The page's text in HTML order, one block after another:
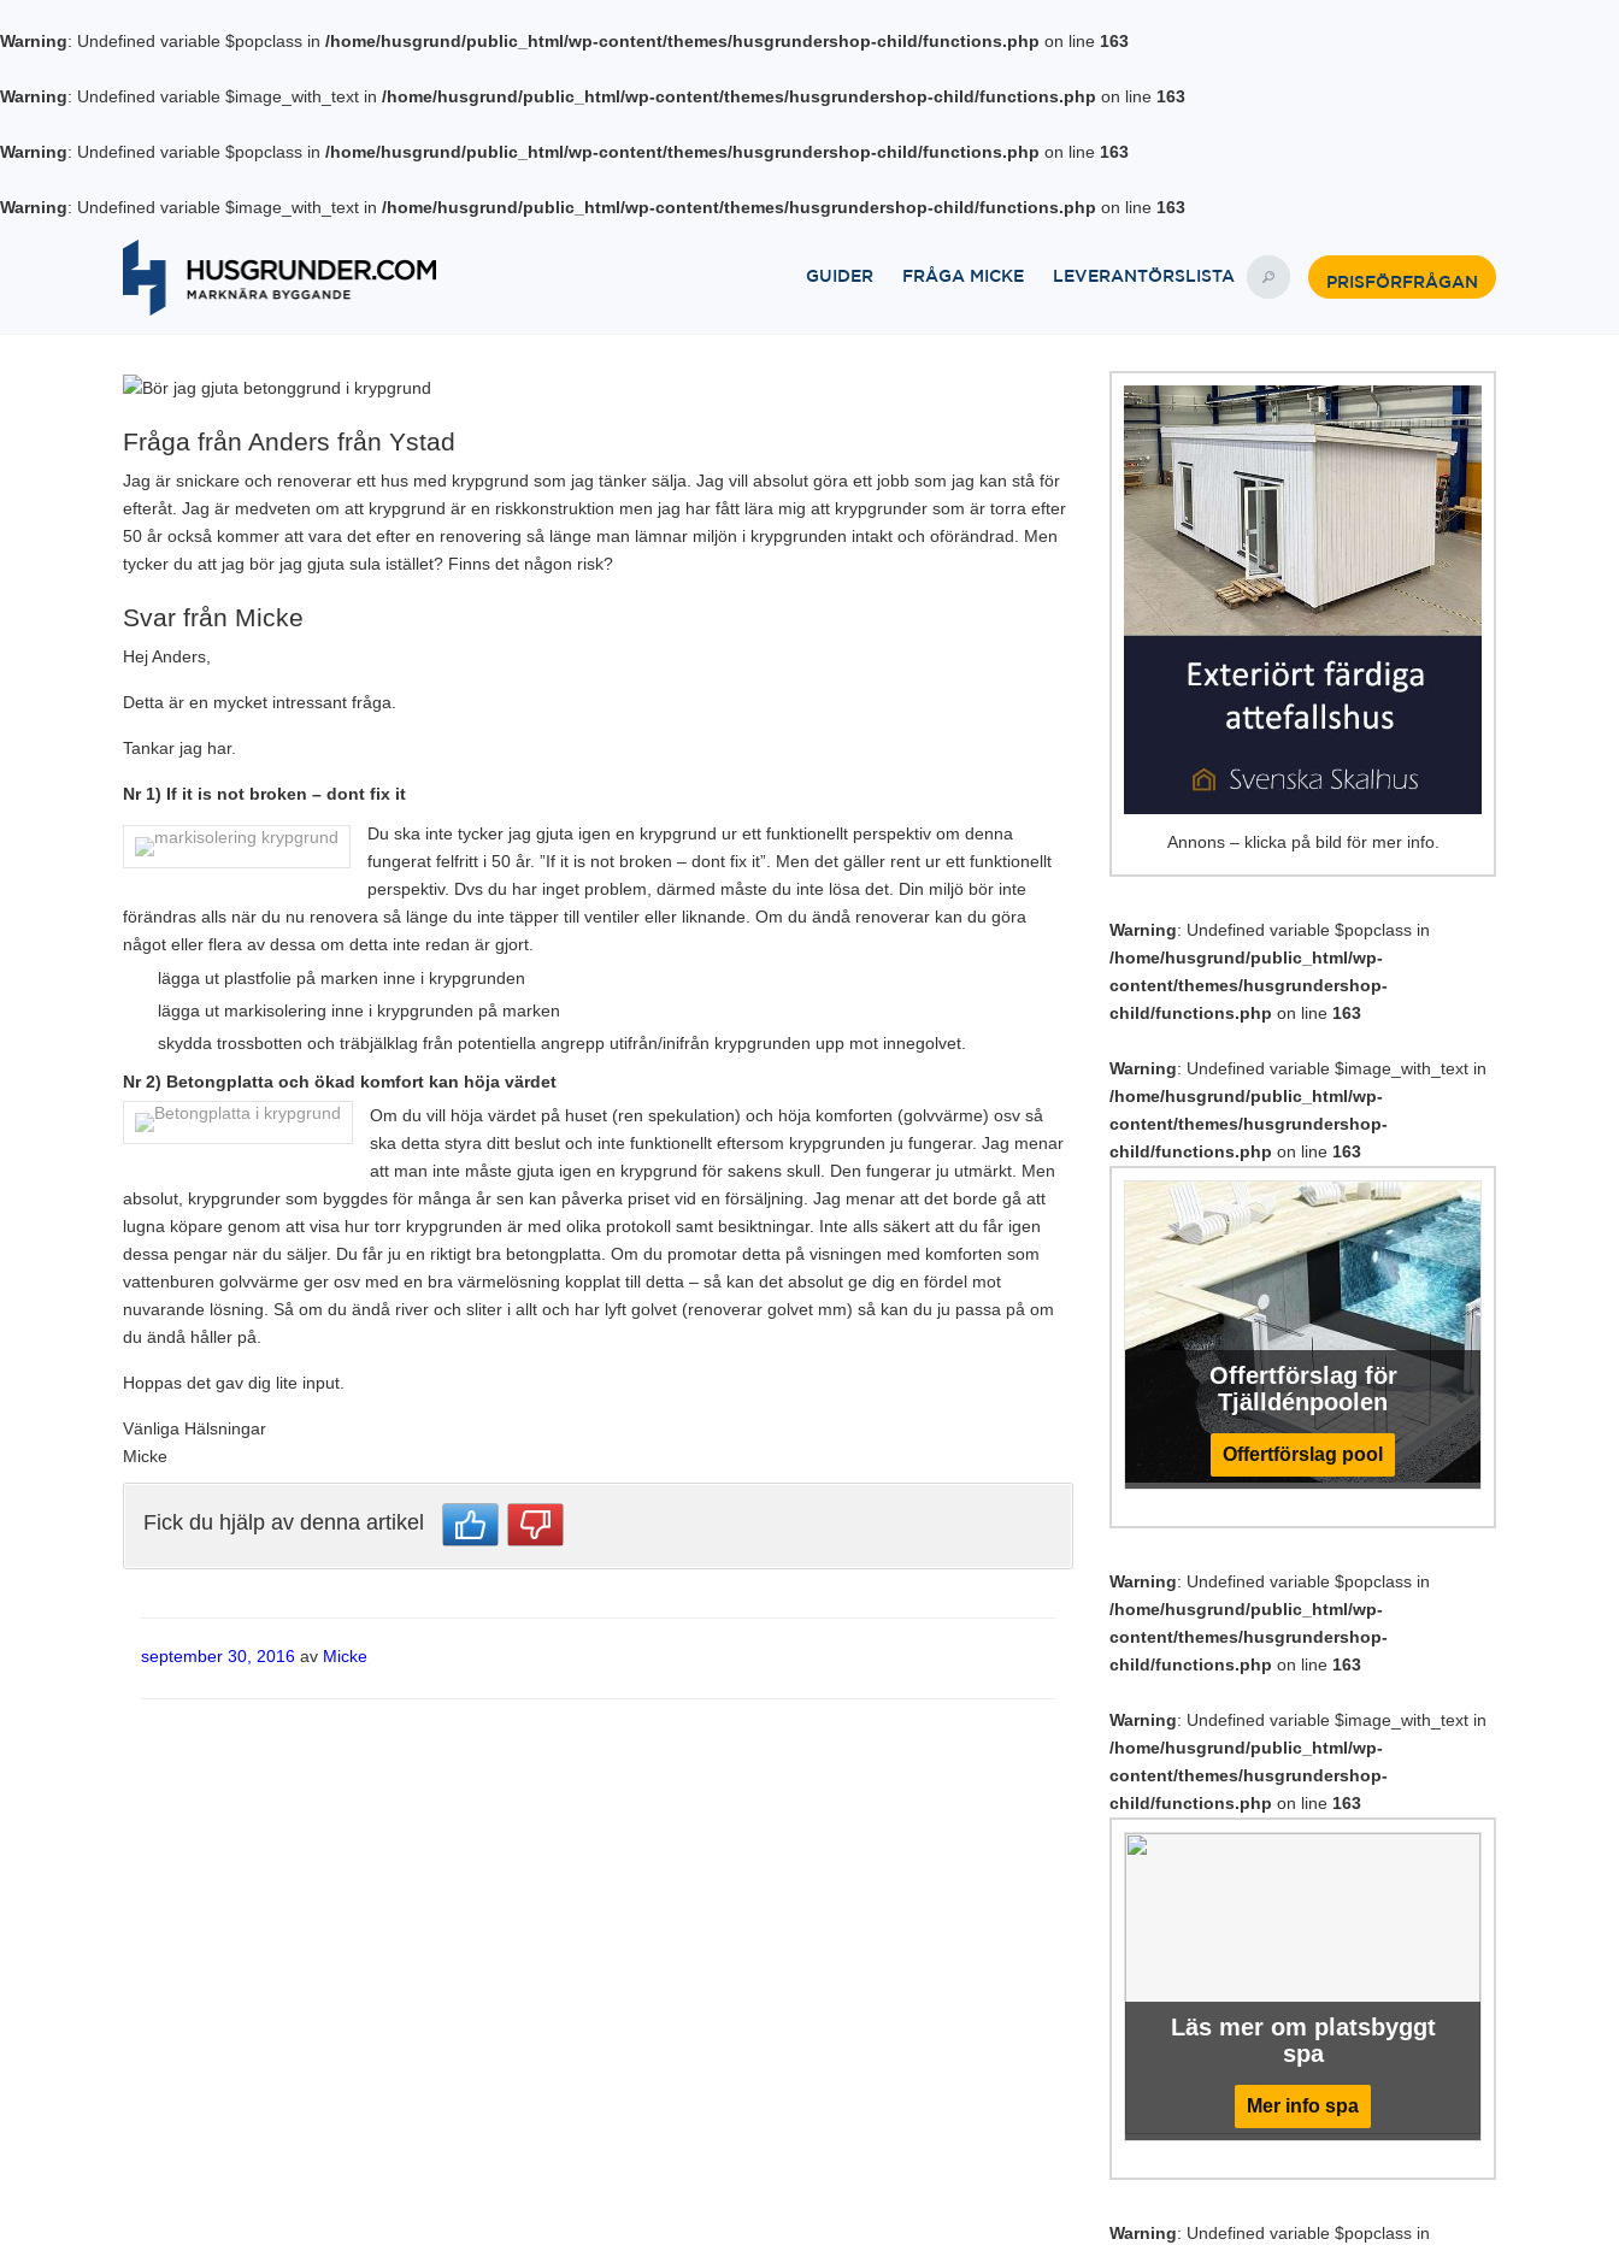
Warning: Undefined variable $popclass in /home/husgrund/public_html/wp-content/themes/husgrundershop-child/functions.php on line 163
Warning: Undefined variable $image_with_text in /home/husgrund/public_html/wp-content/themes/husgrundershop-child/functions.php on line 163
Warning: Undefined variable $popclass in /home/husgrund/public_html/wp-content/themes/husgrundershop-child/functions.php on line 163
Warning: Undefined variable $image_with_text in /home/husgrund/public_html/wp-content/themes/husgrundershop-child/functions.php on line 163
GUIDER FRÅGA MICKE LEVERANTÖRSLISTA PRISFÖRFRÅGAN
Fråga från Anders från Ystad
Jag är snickare och renoverar ett hus med krypgrund som jag tänker sälja. Jag vill absolut göra ett jobb som jag kan stå för
efteråt. Jag är medveten om att krypgrund är en riskkonstruktion men jag har fått lära mig att krypgrunder som är torra efter
50 år också kommer att vara det efter en renovering så länge man lämnar miljön i krypgrunden intakt och oförändrad. Men
tycker du att jag bör jag gjuta sula istället? Finns det någon risk?
Svar från Micke
Hej Anders,
Detta är en mycket intressant fråga.
Tankar jag har.
Nr 1) If it is not broken – dont fix it
Du ska inte tycker jag gjuta igen en krypgrund ur ett funktionellt perspektiv om denna
fungerat felfritt i 50 år. ”If it is not broken – dont fix it”. Men det gäller rent ur ett funktionellt
perspektiv. Dvs du har inget problem, därmed måste du inte lösa det. Din miljö bör inte
förändras alls när du nu renovera så länge du inte täpper till ventiler eller liknande. Om du ändå renoverar kan du göra
något eller flera av dessa om detta inte redan är gjort.
lägga ut plastfolie på marken inne i krypgrunden
lägga ut markisolering inne i krypgrunden på marken
skydda trossbotten och träbjälklag från potentiella angrepp utifrån/inifrån krypgrunden upp mot innegolvet.
Nr 2) Betongplatta och ökad komfort kan höja värdet
Om du vill höja värdet på huset (ren spekulation) och höja komforten (golvvärme) osv så
ska detta styra ditt beslut och inte funktionellt eftersom krypgrunden ju fungerar. Jag menar
att man inte måste gjuta igen en krypgrund för sakens skull. Den fungerar ju utmärkt. Men
absolut, krypgrunder som byggdes för många år sen kan påverka priset vid en försäljning. Jag menar att det borde gå att
lugna köpare genom att visa hur torr krypgrunden är med olika protokoll samt besiktningar. Inte alls säkert att du får igen
dessa pengar när du säljer. Du får ju en riktigt bra betongplatta. Om du promotar detta på visningen med komforten som
vattenburen golvvärme ger osv med en bra värmelösning kopplat till detta – så kan det absolut ge dig en fördel mot
nuvarande lösning. Så om du ändå river och sliter i allt och har lyft golvet (renoverar golvet mm) så kan du ju passa på om
du ändå håller på.
Hoppas det gav dig lite input.
Vänliga Hälsningar
Micke
Fick du hjälp av denna artikel
Publicerat
september 30, 2016 av Micke
Annons – klicka på bild för mer info.
Warning: Undefined variable $popclass in
/home/husgrund/public_html/wp-
content/themes/husgrundershop-
child/functions.php on line 163
Warning: Undefined variable $image_with_text in
/home/husgrund/public_html/wp-
content/themes/husgrundershop-
child/functions.php on line 163
Offertförslag för
Tjälldénpoolen
Offertförslag pool
Warning: Undefined variable $popclass in
/home/husgrund/public_html/wp-
content/themes/husgrundershop-
child/functions.php on line 163
Warning: Undefined variable $image_with_text in
/home/husgrund/public_html/wp-
content/themes/husgrundershop-
child/functions.php on line 163
Läs mer om platsbyggt
spa
Mer info spa
Warning: Undefined variable $popclass in